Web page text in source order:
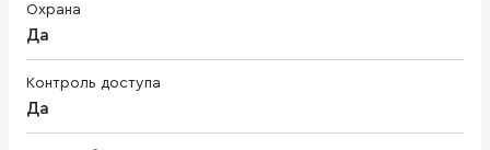
Охрана
Да
Контроль доступа
Да